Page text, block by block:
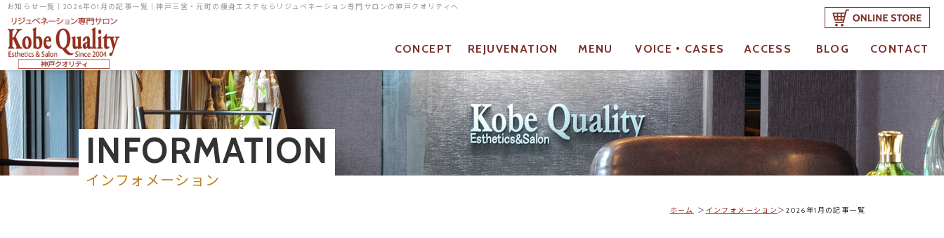
お知らせ一覧｜2026年01月の記事一覧｜神戸三宮・元町の痩身エステならリジュベネーション専門サロンの神戸クオリティへ
CONCEPT
当店について
REJUVENATION
リジュベネーションとは
MENU
メニュー
VOICE・CASES
お客様の声・成功事例
ACCESS
アクセス
BLOG
ブログ
CONTACT
ご予約・お問合せ
INFORMATION
インフォメーション
ホーム インフォメーション 2026年1月の記事一覧